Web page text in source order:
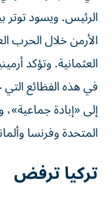
الرئيس. ويسود توتر
الأرمن خلال الحرب
المتحدة وفرنسا
تركيا ترفض